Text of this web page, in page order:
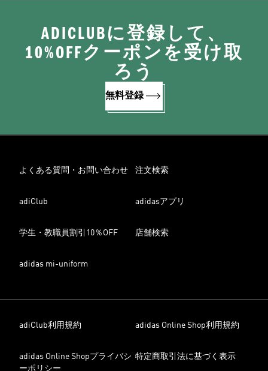
ADICLUBに登録して、
10%OFFクーポンを受け取
ろう
無料登録
よくある質問・お問い合わせ 注文検索
adiClub adidasアプリ
学生・教職員割引10％OFF 店舗検索
adidas mi-uniform
adiClub利用規約 adidas Online Shop利用規約
adidas Online Shopプライバシ
ーポリシー
特定商取引法に基づく表示